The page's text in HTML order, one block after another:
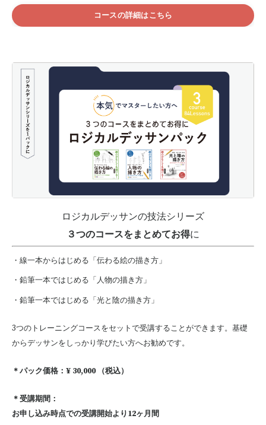
コースの詳細はこちら
ロジカルデッサンの技法シリーズ
３つのコースをまとめてお得に
・線一本からはじめる「伝わる絵の描き方」
・鉛筆一本ではじめる「人物の描き方」
・鉛筆一本ではじめる「光と陰の描き方」
3つのトレーニングコースをセットで受講することができます。基礎
からデッサンをしっかり学びたい方へお勧めです。
＊パック価格：¥ 30,000 （税込）
＊受講期間：
お申し込み時点での受講開始より12ヶ月間